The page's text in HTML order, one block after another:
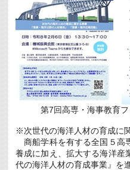
第7回高専・海事教育フ
※次世代の海洋人材の育成に
商船学科を有する全国５高
養成に加え、拡大する海洋産
代の海洋人材の育成事業』を